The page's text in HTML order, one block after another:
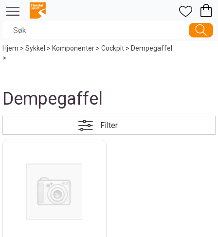
Hjem>Sykkel >Komponenter>Cockpit>Dempegaffel
>
Dempegaffel
Filter